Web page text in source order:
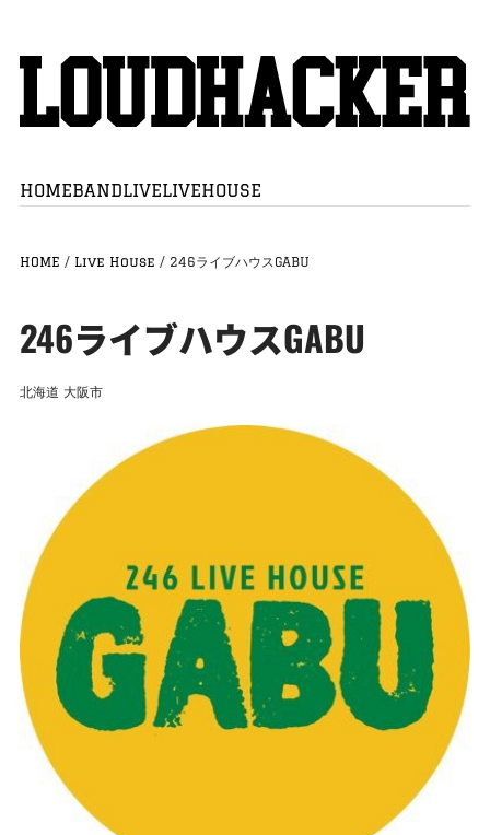
HOMEBANDLIVELIVEHOUSE
HOME / Live House / 246ライブハウスGABU
246ライブハウスGABU
北海道 大阪市